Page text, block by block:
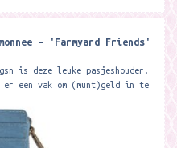
- 'Farmyard Friends'
is deze leuke pasjeshouder.
een vak om (munt)geld in te